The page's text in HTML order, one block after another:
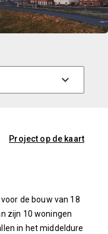
Project op de kaart
de bouw van 18
zijn 10 woningen
in het middeldure